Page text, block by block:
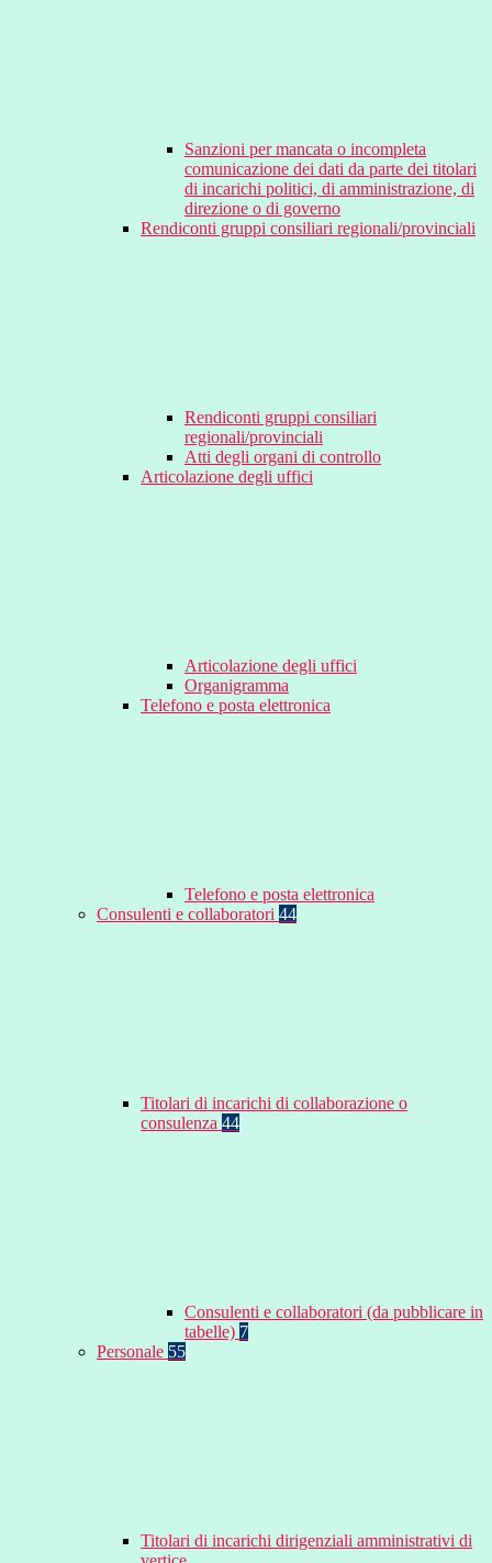
Sanzioni per mancata o incompleta
comunicazione dei dati da parte dei titolari
di incarichi politici, di amministrazione, di
direzione o di governo
Rendiconti gruppi consiliari regionali/provinciali
Rendiconti gruppi consiliari
regionali/provinciali
Atti degli organi di controllo
Articolazione degli uffici
Articolazione degli uffici
Organigramma
Telefono e posta elettronica
Telefono e posta elettronica
Consulenti e collaboratori 44
Titolari di incarichi di collaborazione o
consulenza 44
Consulenti e collaboratori (da pubblicare in
tabelle) 7
Personale 55
Titolari di incarichi dirigenziali amministrativi di